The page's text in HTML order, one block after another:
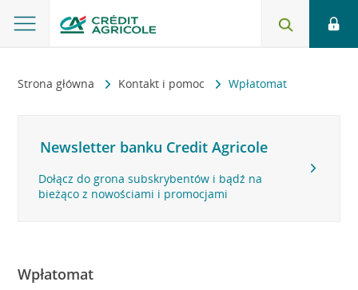
Strona główna Kontakt i pomoc Wpłatomat
Newsletter banku Credit Agricole
Dołącz do grona subskrybentów i bądź na
bieżąco z nowościami i promocjami
Wpłatomat